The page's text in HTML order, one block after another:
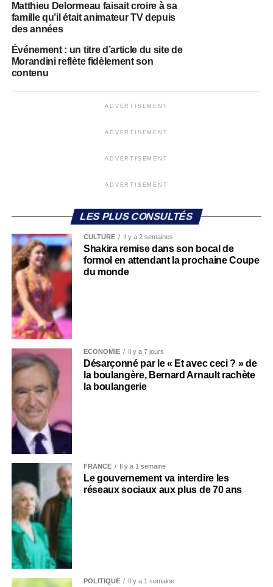
Matthieu Delormeau faisait croire à sa
famille qu’il était animateur TV depuis
des années
Événement : un titre d’article du site de
Morandini reflète fidèlement son
contenu
ADVERTISEMENT
ADVERTISEMENT
ADVERTISEMENT
ADVERTISEMENT
LES PLUS CONSULTÉS
CULTURE Il y a 2 semaines
Shakira remise dans son bocal de
formol en attendant la prochaine Coupe
du monde
ECONOMIE Il y a 7 jours
Désarçonné par le « Et avec ceci ? » de
la boulangère, Bernard Arnault rachète
la boulangerie
FRANCE Il y a 1 semaine
Le gouvernement va interdire les
réseaux sociaux aux plus de 70 ans
POLITIQUE Il y a 1 semaine